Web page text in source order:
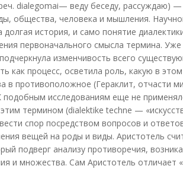
dialegomai— веду беседу, рассуждаю) —
общества, человека и мышления.
история, и само понятие
первоначального смысла термина.
изменчивость всего
как процесс, осветила роль, какую в
в противоположное (Гераклит, отчасти
исследованиям еще не
термином (dialektike techne —
спор посредством вопросов и
вещей на роды и виды. Аристотель
подверг анализу противоречия,
и множества. Сам Аристотель отличает